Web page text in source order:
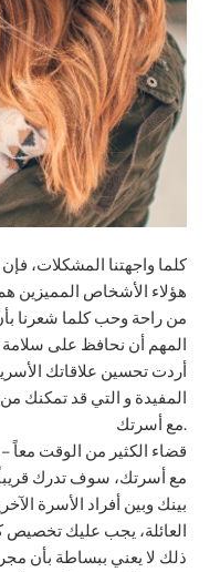
كلما واجهتنا المشكلات،
هؤلاء الأشخاص المميزين
من راحة وحب كلما شعرنا
المهم أن نحافظ على سلامة
أردت تحسين علاقاتك
المفيدة و التي قد تمكنك
مع أسرتك.
مع أسرتك، سوف تدرك
بينك وبين أفراد الأسرة
العائلة، يجب عليك
ذلك لا يعني ببساطة بأن